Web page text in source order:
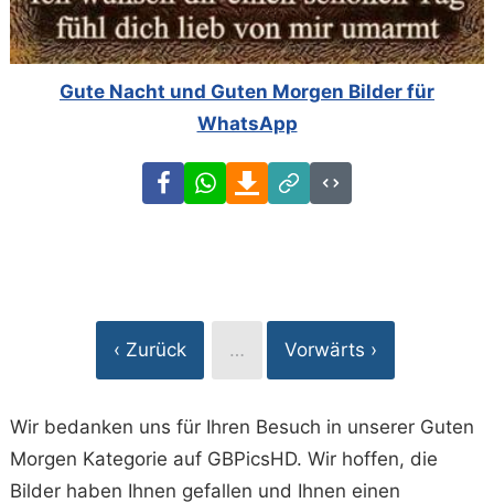
Gute Nacht und Guten Morgen Bilder für
WhatsApp
FacebookWhatsAppDownload
Link
Code
‹ Zurück … Vorwärts ›
Wir bedanken uns für Ihren Besuch in unserer Guten
Morgen Kategorie auf GBPicsHD. Wir hoffen, die
Bilder haben Ihnen gefallen und Ihnen einen